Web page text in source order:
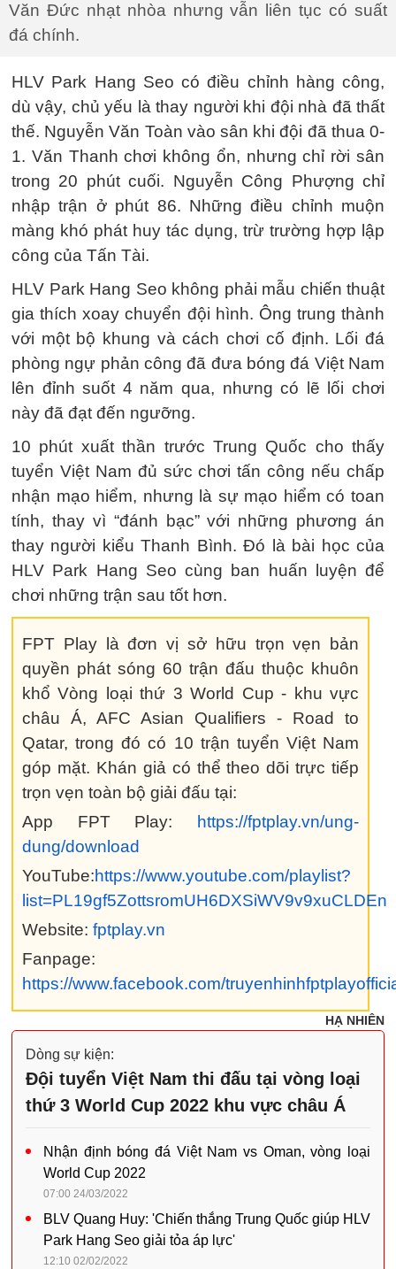
Văn Đức nhạt nhòa nhưng vẫn liên tục có suất
đá chính.
HLV Park Hang Seo có điều chỉnh hàng công,
dù vậy, chủ yếu là thay người khi đội nhà đã thất
thế. Nguyễn Văn Toàn vào sân khi đội đã thua 0-
1. Văn Thanh chơi không ổn, nhưng chỉ rời sân
trong 20 phút cuối. Nguyễn Công Phượng chỉ
nhập trận ở phút 86. Những điều chỉnh muộn
màng khó phát huy tác dụng, trừ trường hợp lập
công của Tấn Tài.
HLV Park Hang Seo không phải mẫu chiến thuật
gia thích xoay chuyển đội hình. Ông trung thành
với một bộ khung và cách chơi cố định. Lối đá
phòng ngự phản công đã đưa bóng đá Việt Nam
lên đỉnh suốt 4 năm qua, nhưng có lẽ lối chơi
này đã đạt đến ngưỡng.
10 phút xuất thần trước Trung Quốc cho thấy
tuyển Việt Nam đủ sức chơi tấn công nếu chấp
nhận mạo hiểm, nhưng là sự mạo hiểm có toan
tính, thay vì “đánh bạc” với những phương án
thay người kiểu Thanh Bình. Đó là bài học của
HLV Park Hang Seo cùng ban huấn luyện để
chơi những trận sau tốt hơn.
FPT Play là đơn vị sở hữu trọn vẹn bản
quyền phát sóng 60 trận đấu thuộc khuôn
khổ Vòng loại thứ 3 World Cup - khu vực
châu Á, AFC Asian Qualifiers - Road to
Qatar, trong đó có 10 trận tuyển Việt Nam
góp mặt. Khán giả có thể theo dõi trực tiếp
trọn vẹn toàn bộ giải đấu tại:
App FPT Play:
https://fptplay.vn/ung-
dung/download
YouTube:https://www.youtube.com/playlist?
list=PL19gf5ZottsromUH6DXSiWV9v9xuCLDEn
Website: fptplay.vn
Fanpage:
https://www.facebook.com/
HẠ NHIÊN
Dòng sự kiện:
Đội tuyển Việt Nam thi đấu tại vòng loại
thứ 3 World Cup 2022 khu vực châu Á
Nhận định bóng đá Việt Nam vs Oman, vòng loại
World Cup 2022
07:00 24/03/2022
BLV Quang Huy: 'Chiến thắng Trung Quốc giúp HLV
Park Hang Seo giải tỏa áp lực'
12:10 02/02/2022